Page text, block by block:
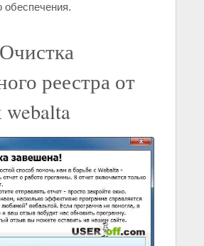
обеспечения.
реестра от